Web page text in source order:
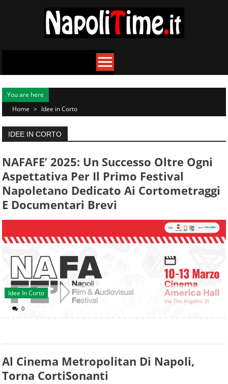
You are here
Home > Idee in Corto
IDEE IN CORTO
NAFAFE’ 2025: Un Successo Oltre Ogni
Aspettativa Per Il Primo Festival
Napoletano Dedicato Ai Cortometraggi
E Documentari Brevi
Idee In Corto
0
Al Cinema Metropolitan Di Napoli,
Torna CortiSonanti